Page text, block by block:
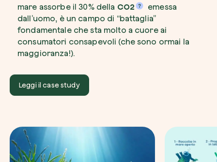
mare assorbe il 30% della CO2
emessa
dall’uomo, è un campo di “battaglia”
fondamentale che sta molto a cuore ai
consumatori consapevoli (che sono ormai la
maggioranza!).
Leggi il case study